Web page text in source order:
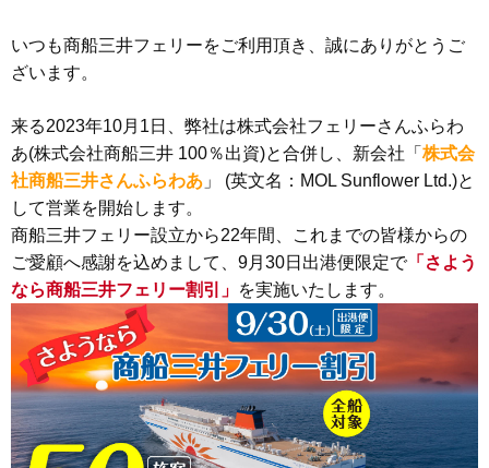
いつも商船三井フェリーをご利用頂き、誠にありがとうご
ざいます。
来る2023年10月1日、弊社は株式会社フェリーさんふらわ
あ(株式会社商船三井 100％出資)と合併し、新会社「 株式会
社商船三井さんふらわあ 」 (英文名：MOL Sunflower Ltd.)と
して営業を開始します。
商船三井フェリー設立から22年間、これまでの皆様からの
ご愛顧へ感謝を込めまして、9月30日出港便限定で「さよう
なら商船三井フェリー割引」 を実施いたします。